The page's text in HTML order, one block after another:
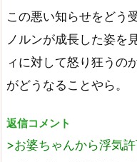
この悪い知らせをどう
ノルンが成長した姿を
ィに対して怒り狂うの
がどうなることやら。
返信コメント
>お婆ちゃんから浮気